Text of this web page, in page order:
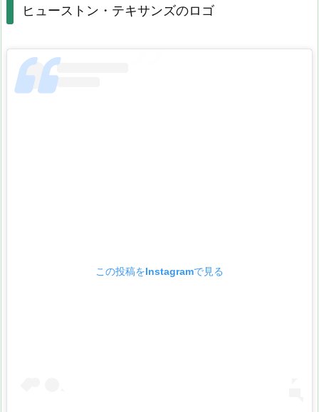
ヒューストン・テキサンズのロゴ
この投稿をInstagramで見る